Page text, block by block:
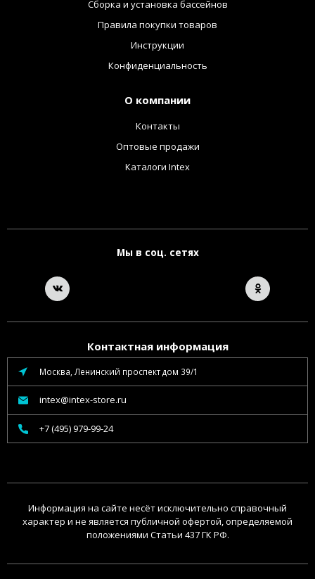
Сборка и установка бассейнов
Правила покупки товаров
Инструкции
Конфиденциальность
О компании
Контакты
Оптовые продажи
Каталоги Intex
Мы в соц. сетях
Контактная информация
Москва, Ленинский проспект дом 39/1
intex@intex-store.ru
+7 (495) 979-99-24
Информация на сайте несёт исключительно справочный
характер и не является публичной офертой, определяемой
положениями Статьи 437 ГК РФ.